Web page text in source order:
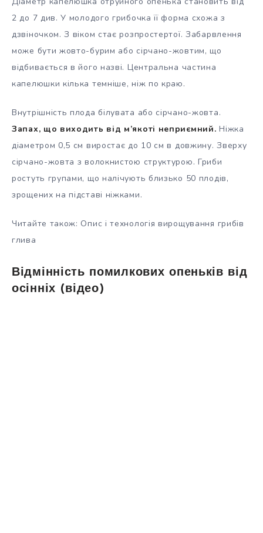
2 до 7 див. У молодого грибочка її форма схожа з
дзвіночком. З віком стає розпростертої. Забарвлення
може бути жовто-бурим або сірчано-жовтим, що
відбивається в його назві. Центральна частина
капелюшки кілька темніше, ніж по краю.
Внутрішність плода білувата або сірчано-жовта.
Запах, що виходить від м’якоті неприємний. Ніжка
діаметром 0,5 см виростає до 10 см в довжину. Зверху
сірчано-жовта з волокнистою структурою. Гриби
ростуть групами, що налічують близько 50 плодів,
зрощених на підставі ніжками.
Читайте також: Опис і технологія вирощування грибів
глива
Відмінність помилкових опеньків від
осінніх (відео)